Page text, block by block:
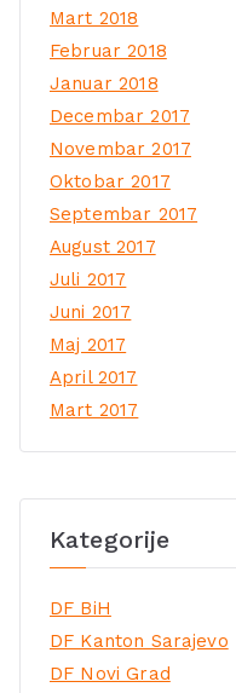
Mart 2018
Februar 2018
Januar 2018
Decembar 2017
Novembar 2017
Oktobar 2017
Septembar 2017
August 2017
Juli 2017
Juni 2017
Maj 2017
April 2017
Mart 2017
Kategorije
DF BiH
DF Kanton Sarajevo
DF Novi Grad